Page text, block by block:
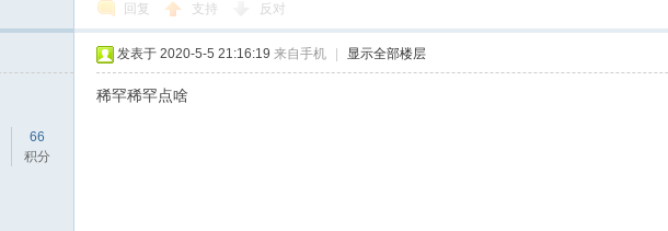
回复 支持 反对
66
积分
发表于 2020-5-5 21:16:19 来自手机 显示全部楼层
稀罕稀罕点啥